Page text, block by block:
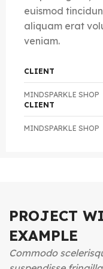
euismod
aliquam erat
veniam.
CLIENT
MINDSPARKLE SHOP
CLIENT
MINDSPARKLE SHOP
PROJECT
EXAMPLE
Commodo